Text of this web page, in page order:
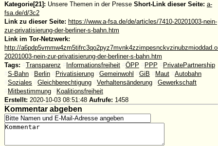
Kategorie[21]: Unsere Themen in der Presse Short-Link dieser Seite: a-
fsa.de/d/3c2
Link zu dieser Seite: https://www.a-fsa.de/de/articles/7410-20201003-nein-
zur-privatisierung-der-berliner-s-bahn.htm
Link im Tor-Netzwerk:
http://
20201003-nein-zur-privatisierung-der-berliner-s-bahn.htm
Tags:
Transparenz Informationsfreiheit ÖPP PPP
PrivatePartnership
S-Bahn Berlin Privatisierung Gemeinwohl GiB Maut
Autobahn
Soziales Gleichberechtigung Verhaltensänderung
Gewerkschaft
Mitbestimmung
Koalitionsfreiheit
Erstellt: 2020-10-03 08:51:48 Aufrufe: 1458
Kommentar abgeben